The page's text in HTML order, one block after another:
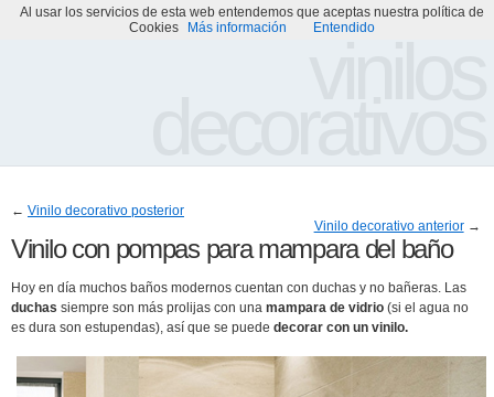
Portada Acerca de Galería de Vinilos Decorativos
← Vinilo decorativo posterior
Vinilo decorativo anterior→
Vinilo con pompas para mampara del baño
Hoy en día muchos baños modernos cuentan con duchas y no bañeras. Las
duchas siempre son más prolijas con una mampara de vidrio (si el agua no
es dura son estupendas), así que se puede decorar con un vinilo.
Al usar los servicios de esta web entendemos que aceptas nuestra política de
Cookies
Más información Entendido